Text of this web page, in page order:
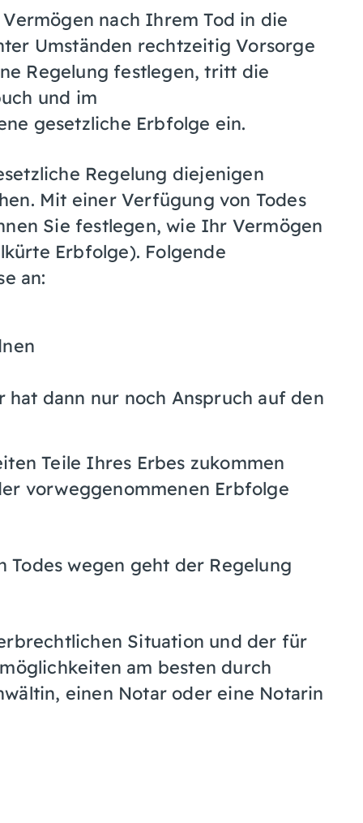
nach Ihrem Tod in die
Umständen rechtzeitig Vorsorge
Regelung festlegen, tritt die
und im
gesetzliche Erbfolge ein.
Regelung diejenigen
Mit einer Verfügung von Todes
Sie festlegen, wie Ihr Vermögen
Erbfolge). Folgende
an:
dann nur noch Anspruch auf den
Teile Ihres Erbes zukommen
vorweggenommenen Erbfolge
Todes wegen geht der Regelung
Situation und der für
am besten durch
einen Notar oder eine Notarin